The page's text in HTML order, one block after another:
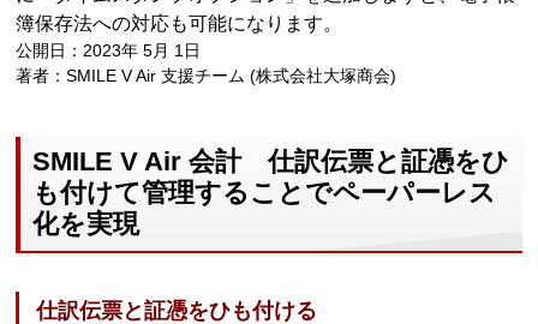
簿保存法への対応も可能になります。
公開日：2023年 5月 1日
著者：SMILE V Air 支援チーム (株式会社大塚商会)
SMILE V Air 会計 仕訳伝票と証憑をひ
も付けて管理することでペーパーレス
化を実現
仕訳伝票と証憑をひも付ける